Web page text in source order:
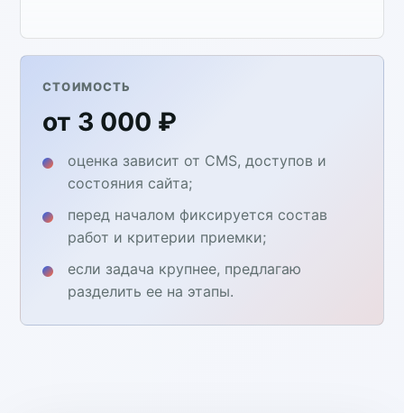
СТОИМОСТЬ
от 3 000 ₽
оценка зависит от CMS, доступов и
состояния сайта;
перед началом фиксируется состав
работ и критерии приемки;
если задача крупнее, предлагаю
разделить ее на этапы.